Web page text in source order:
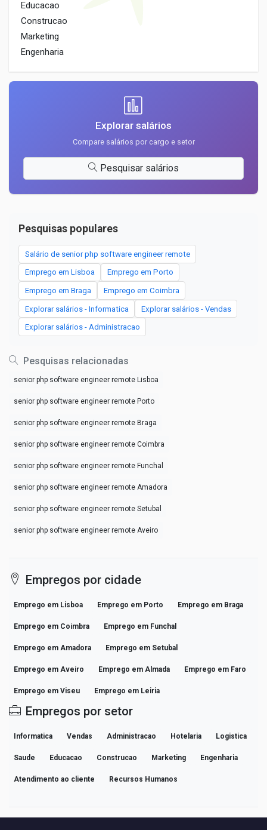
Educacao
Construcao
Marketing
Engenharia
Explorar salários
Compare salários por cargo e setor
Pesquisar salários
Pesquisas populares
Salário de senior php software engineer remote
Emprego em Lisboa Emprego em Porto
Emprego em Braga Emprego em Coimbra
Explorar salários - Informatica Explorar salários - Vendas
Explorar salários - Administracao
Pesquisas relacionadas
senior php software engineer remote Lisboa
senior php software engineer remote Porto
senior php software engineer remote Braga
senior php software engineer remote Coimbra
senior php software engineer remote Funchal
senior php software engineer remote Amadora
senior php software engineer remote Setubal
senior php software engineer remote Aveiro
Empregos por cidade
Emprego em Lisboa Emprego em Porto Emprego em Braga
Emprego em Coimbra Emprego em Funchal
Emprego em Amadora Emprego em Setubal
Emprego em Aveiro Emprego em Almada Emprego em Faro
Emprego em Viseu Emprego em Leiria
Empregos por setor
Informatica Vendas Administracao Hotelaria Logistica
Saude Educacao Construcao Marketing Engenharia
Atendimento ao cliente Recursos Humanos